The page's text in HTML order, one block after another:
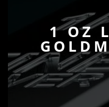
1 OZ